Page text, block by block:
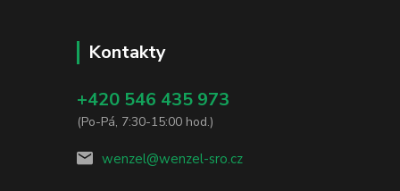
Kontakty
+420 546 435 973
(Po-Pá, 7:30-15:00 hod.)
wenzel@wenzel-sro.cz